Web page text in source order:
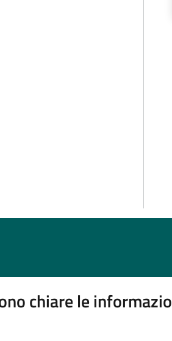
chiare le